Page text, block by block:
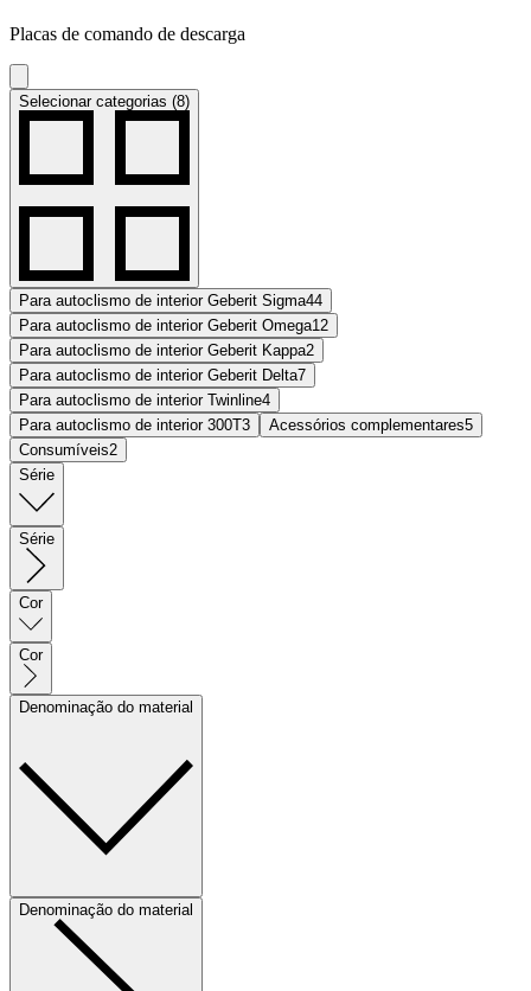
Placas de comando de descarga
Selecionar categorias (8)
Para autoclismo de interior Geberit Sigma44
Para autoclismo de interior Geberit Omega12
Para autoclismo de interior Geberit Kappa2
Para autoclismo de interior Geberit Delta7
Para autoclismo de interior Twinline4
Para autoclismo de interior 300T3 Acessórios complementares5
Consumíveis2
Série
Série
Cor
Cor
Denominação do material
Denominação do material